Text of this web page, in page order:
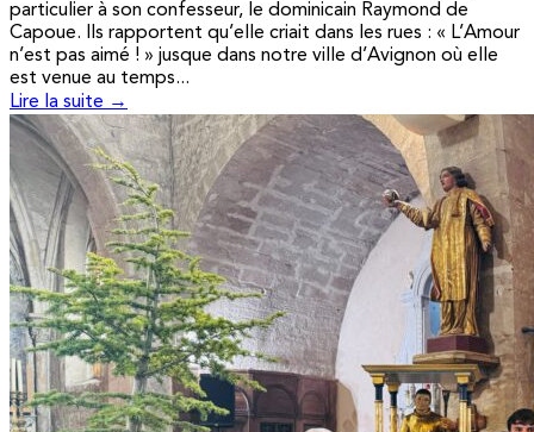
particulier à son confesseur, le dominicain Raymond de
Capoue. Ils rapportent qu’elle criait dans les rues : « L’Amour
n’est pas aimé ! » jusque dans notre ville d’Avignon où elle
est venue au temps...
Lire la suite →